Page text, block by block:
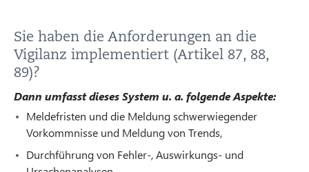
Sie haben die Anforderungen an die
Vigilanz implementiert (Artikel 87, 88,
89)?
Dann umfasst dieses System u. a. folgende Aspekte:
Meldefristen und die Meldung schwerwiegender
Vorkommnisse und Meldung von Trends,
Durchführung von Fehler-, Auswirkungs- und